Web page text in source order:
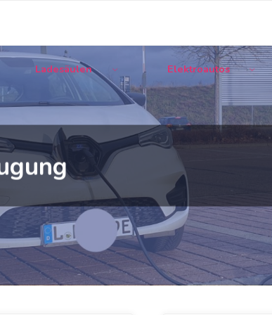
Ladesäulen Elektroautos